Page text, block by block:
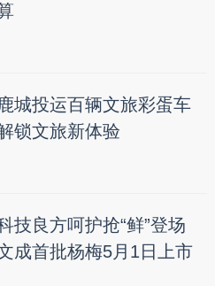
鹿城投运百辆文旅彩蛋车
锁文旅新体验
技良方呵护抢“鲜”登场
成首批杨梅5月1日上市